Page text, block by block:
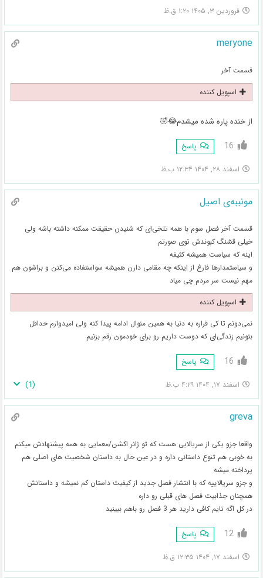
فروردین ۳, ۱۴۰۵ ۱:۲۰ ق.ظ
meryone
قسمت آخر
اسپویل کننده
از خنده پاره شده میشدم😂🤣
16 پاسخ
اسفند ۲۸, ۱۴۰۴ ۱۲:۳۴ ب.ظ
مونببه‌ی اصیل
قسمت آخر فصل سوم با همه تلخی‌ای که شنیدن حقیقت ممکنه داشته باشه ولی
خیلی قشنگ کبوندش توی صورتم
اینه که سیاست همیشه کثیفه
و سیاستمدارها فارغ از اینکه چه مقامی دارن همیشه سواستفاده می‌کنن و براشون هم
مهم نیست سر مردم چی میاد
اسپویل کننده
نمی‌دونم تا کی قراره به دنیا به همین منوال ادامه پیدا کنه ولی امیدوارم حداقل
بتونیم زندگی‌ای که دوست داریم رو برای خودمون رقم بزنیم
16 پاسخ
اسفند ۱۷, ۱۴۰۴ ۴:۲۹ ب.ظ (
1
)
greva
واقعا جزو یکی از سریالایی هست که تو ژانر اکشن/معمایی به همه پیشنهادش میکنم
به خوبی هم تنوع داستانی داره و در عین حال به داستان شخصیت های اصلی هم
پرداخته میشه
و جزو سریالاییه که با انتشار فصل جدید از کیفیت داستان کم نمیشه و داستانش
همچنان جذابیت فصل های قبلی رو داره
در کل اگه تایم کافی دارید هر 3 فصل رو باهم ببینید
12 پاسخ
اسفند ۱۷, ۱۴۰۴ ۱۲:۳۵ ق.ظ